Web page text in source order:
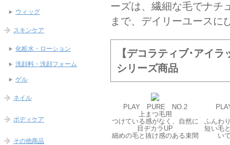
ーズは、繊細な毛でナチ
まで、デイリーユースに
【デコラティブ･アイ
シリーズ商品
PLAY PURE NO.2
上まつ毛用
つけている感がなく、自然に
目ヂカラUP
細めの毛と抜け感のある束間
ふんわ
短い毛
い
ウィッグ
スキンケア
化粧水・ローション
洗顔料・洗顔フォーム
ゲル
ネイル
ボディケア
その他商品